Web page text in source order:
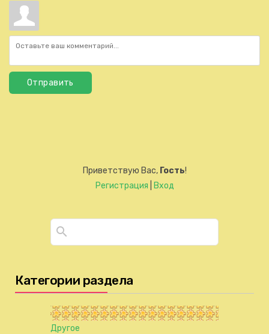
Отправить
Приветствую Вас, Гость!
Регистрация
Вход
Категории раздела
Другое